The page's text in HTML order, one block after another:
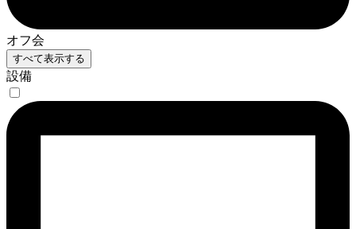
オフ会
すべて表示する
設備